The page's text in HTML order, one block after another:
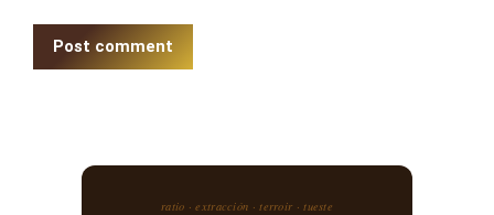
Post comment
ratio · extracción · terroir · tueste